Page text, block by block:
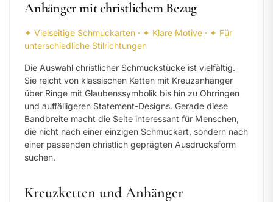
Anhänger mit christlichem Bezug
✦ Vielseitige Schmuckarten · ✦ Klare Motive · ✦ Für
unterschiedliche Stilrichtungen
Die Auswahl christlicher Schmuckstücke ist vielfältig.
Sie reicht von klassischen Ketten mit Kreuzanhänger
über Ringe mit Glaubenssymbolik bis hin zu Ohrringen
und auffälligeren Statement-Designs. Gerade diese
Bandbreite macht die Seite interessant für Menschen,
die nicht nach einer einzigen Schmuckart, sondern nach
einer passenden christlich geprägten Ausdrucksform
suchen.
Kreuzketten und Anhänger